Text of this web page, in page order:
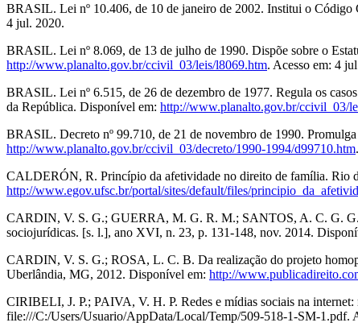
BRASIL. Lei nº 10.406, de 10 de janeiro de 2002. Institui o
4 jul. 2020.
BRASIL. Lei nº 8.069, de 13 de julho de 1990. Dispõe sobre o
http://www.planalto.gov.br/ccivil_03/leis/l8069.htm. Acesso em: 4
BRASIL. Lei nº 6.515, de 26 de dezembro de 1977. Regula os
da República. Disponível em: http://www.planalto.gov.br/ccivil_03/
BRASIL. Decreto nº 99.710, de 21 de novembro de 1990.
http://www.planalto.gov.br/ccivil_03/decreto/1990-1994/d99710.htm
CALDERÓN, R. Princípio da afetividade no direito de família. Rio
http://www.egov.ufsc.br/portal/sites/default/files/
CARDIN, V. S. G.; GUERRA, M. G. R. M.; SANTOS, A. C. G. G.
sociojurídicas. [s. l.], ano XVI, n. 23, p. 131-148, nov. 2014.
CARDIN, V. S. G.; ROSA, L. C. B. Da realização do projeto
Uberlândia, MG, 2012. Disponível em: http://
CIRIBELI, J. P.; PAIVA, V. H. P. Redes e mídias sociais na
file:///C:/Users/Usuario/AppData/Local/Temp/509-518-1-SM-1.pdf.